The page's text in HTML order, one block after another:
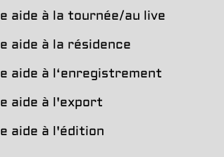
aide à la tournée/au live
aide à la résidence
aide à l‘enregistrement
aide à l'export
aide à l'édition